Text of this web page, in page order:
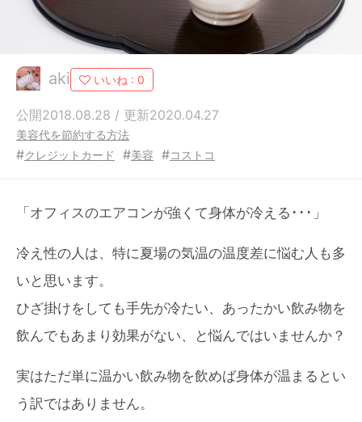
aki いいね : 0
公開2018.08.28 / 更新2020.04.27
美容代を節約する方法
#クレジットカード #美容 #コストコ
「オフィスのエアコンが強くて身体が冷える･･･」
冷え性の人は、特に夏場の気温の温度差に悩む人も多
いと思います。
ひざ掛けをしても手先が冷たい、あったかい飲み物を
飲んでもあまり効果がない、と悩んではいませんか？
実はただ単に温かい飲み物を飲めば身体が温まるとい
う訳ではありません。